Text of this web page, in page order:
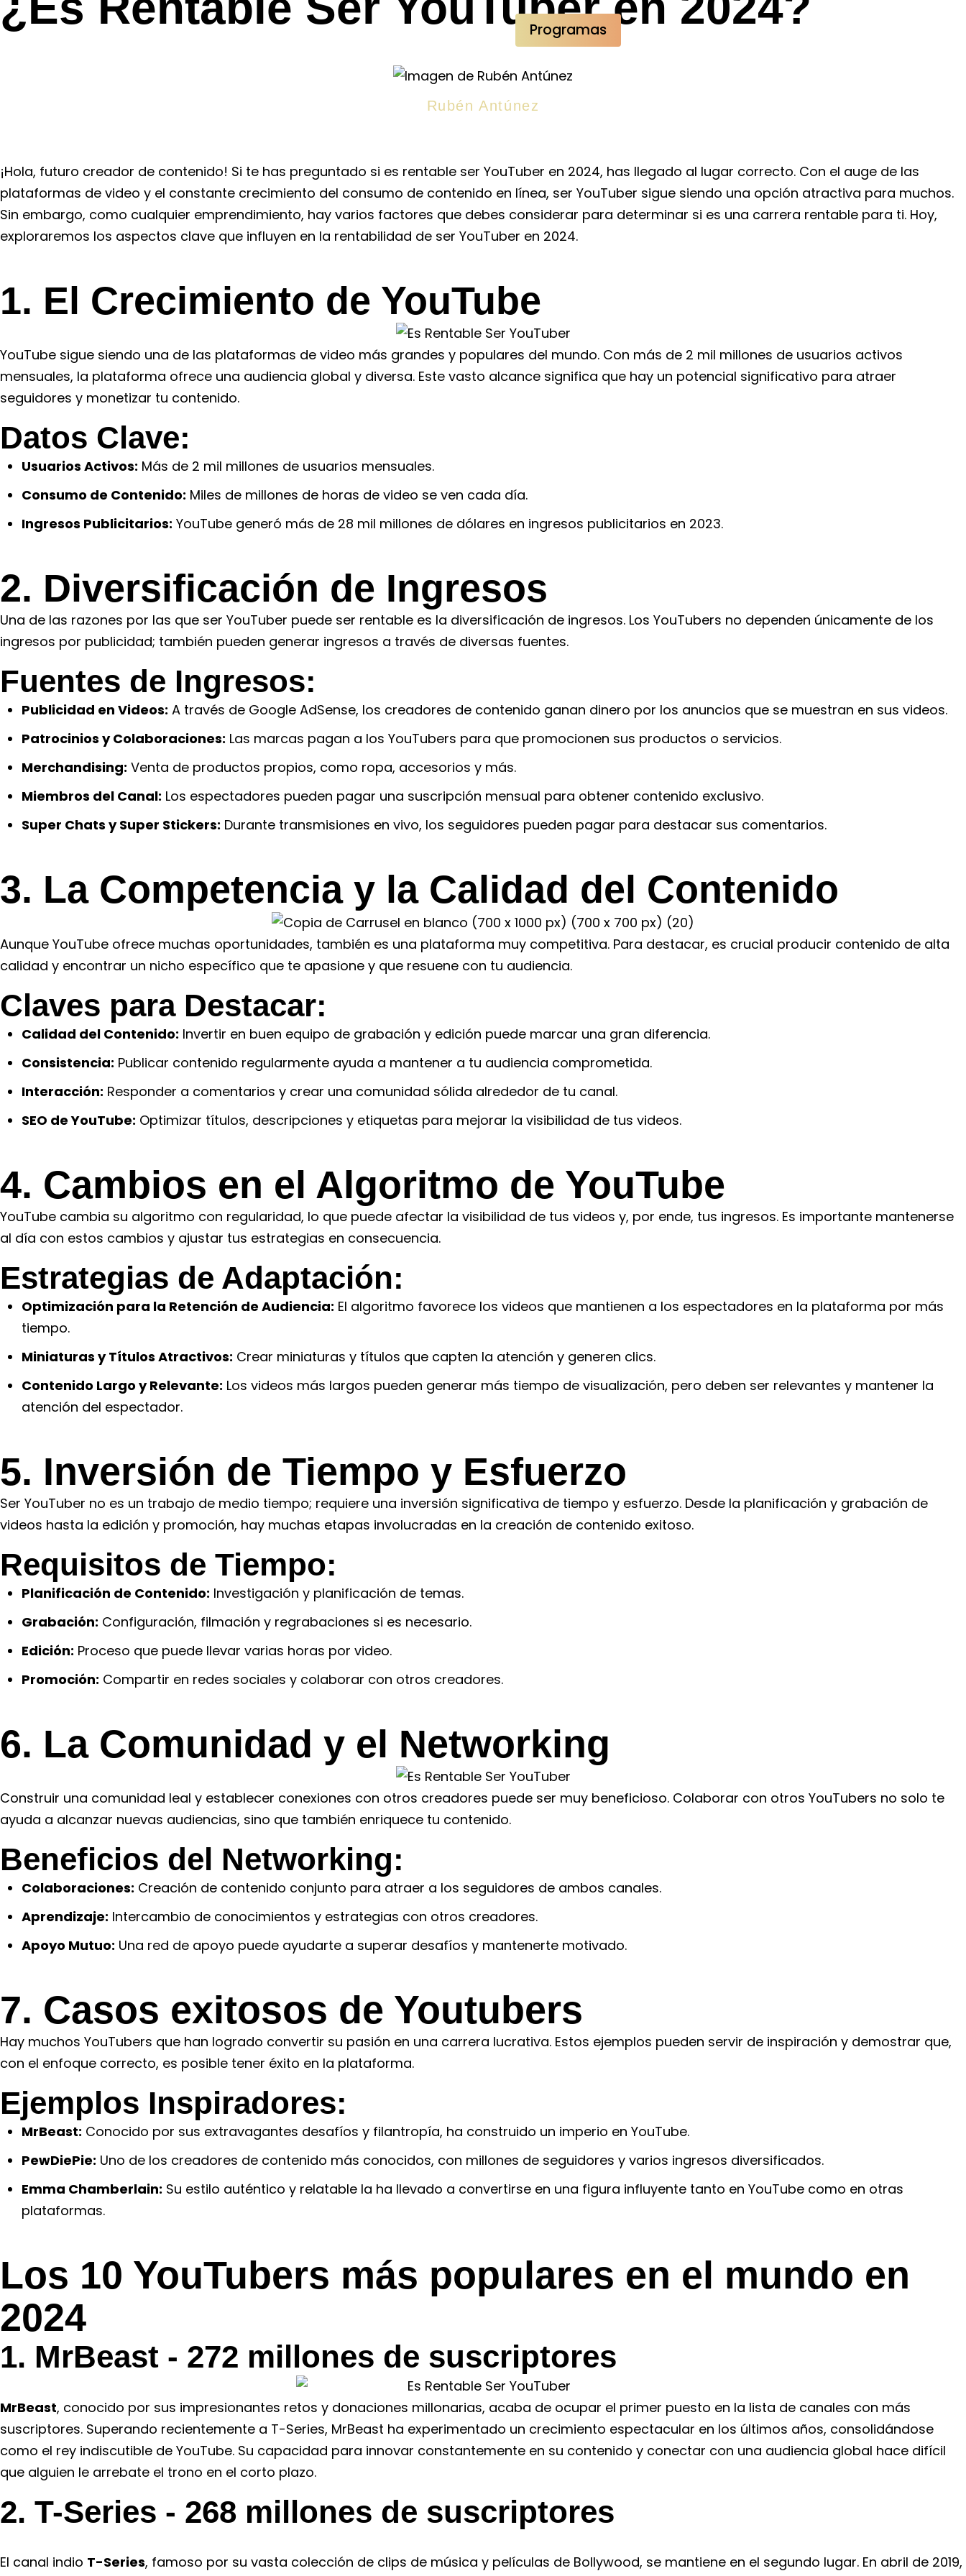
Blog #Podcast Contacto Programas
Rubén Antúnez
¡Hola, futuro creador de contenido! Si te has preguntado si es rentable ser YouTuber en 2024, has llegado al lugar correcto. Con el auge de las
plataformas de video y el constante crecimiento del consumo de contenido en línea, ser YouTuber sigue siendo una opción atractiva para muchos.
Sin embargo, como cualquier emprendimiento, hay varios factores que debes considerar para determinar si es una carrera rentable para ti. Hoy,
exploraremos los aspectos clave que influyen en la rentabilidad de ser YouTuber en 2024.
1. El Crecimiento de YouTube
YouTube sigue siendo una de las plataformas de video más grandes y populares del mundo. Con más de 2 mil millones de usuarios activos
mensuales, la plataforma ofrece una audiencia global y diversa. Este vasto alcance significa que hay un potencial significativo para atraer
seguidores y monetizar tu contenido.
Datos Clave:
Usuarios Activos: Más de 2 mil millones de usuarios mensuales.
Consumo de Contenido: Miles de millones de horas de video se ven cada día.
Ingresos Publicitarios: YouTube generó más de 28 mil millones de dólares en ingresos publicitarios en 2023.
2. Diversificación de Ingresos
Una de las razones por las que ser YouTuber puede ser rentable es la diversificación de ingresos. Los YouTubers no dependen únicamente de los
ingresos por publicidad; también pueden generar ingresos a través de diversas fuentes.
Fuentes de Ingresos:
Publicidad en Videos: A través de Google AdSense, los creadores de contenido ganan dinero por los anuncios que se muestran en sus videos.
Patrocinios y Colaboraciones: Las marcas pagan a los YouTubers para que promocionen sus productos o servicios.
Merchandising: Venta de productos propios, como ropa, accesorios y más.
Miembros del Canal: Los espectadores pueden pagar una suscripción mensual para obtener contenido exclusivo.
Super Chats y Super Stickers: Durante transmisiones en vivo, los seguidores pueden pagar para destacar sus comentarios.
3. La Competencia y la Calidad del Contenido
Aunque YouTube ofrece muchas oportunidades, también es una plataforma muy competitiva. Para destacar, es crucial producir contenido de alta
calidad y encontrar un nicho específico que te apasione y que resuene con tu audiencia.
Claves para Destacar:
Calidad del Contenido: Invertir en buen equipo de grabación y edición puede marcar una gran diferencia.
Consistencia: Publicar contenido regularmente ayuda a mantener a tu audiencia comprometida.
Interacción: Responder a comentarios y crear una comunidad sólida alrededor de tu canal.
SEO de YouTube: Optimizar títulos, descripciones y etiquetas para mejorar la visibilidad de tus videos.
4. Cambios en el Algoritmo de YouTube
YouTube cambia su algoritmo con regularidad, lo que puede afectar la visibilidad de tus videos y, por ende, tus ingresos. Es importante mantenerse
al día con estos cambios y ajustar tus estrategias en consecuencia.
Estrategias de Adaptación:
Optimización para la Retención de Audiencia: El algoritmo favorece los videos que mantienen a los espectadores en la plataforma por más
tiempo.
Miniaturas y Títulos Atractivos: Crear miniaturas y títulos que capten la atención y generen clics.
Contenido Largo y Relevante: Los videos más largos pueden generar más tiempo de visualización, pero deben ser relevantes y mantener la
atención del espectador.
5. Inversión de Tiempo y Esfuerzo
Ser YouTuber no es un trabajo de medio tiempo; requiere una inversión significativa de tiempo y esfuerzo. Desde la planificación y grabación de
videos hasta la edición y promoción, hay muchas etapas involucradas en la creación de contenido exitoso.
Requisitos de Tiempo:
Planificación de Contenido: Investigación y planificación de temas.
Grabación: Configuración, filmación y regrabaciones si es necesario.
Edición: Proceso que puede llevar varias horas por video.
Promoción: Compartir en redes sociales y colaborar con otros creadores.
6. La Comunidad y el Networking
Construir una comunidad leal y establecer conexiones con otros creadores puede ser muy beneficioso. Colaborar con otros YouTubers no solo te
ayuda a alcanzar nuevas audiencias, sino que también enriquece tu contenido.
Beneficios del Networking:
Colaboraciones: Creación de contenido conjunto para atraer a los seguidores de ambos canales.
Aprendizaje: Intercambio de conocimientos y estrategias con otros creadores.
Apoyo Mutuo: Una red de apoyo puede ayudarte a superar desafíos y mantenerte motivado.
7. Casos exitosos de Youtubers
Hay muchos YouTubers que han logrado convertir su pasión en una carrera lucrativa. Estos ejemplos pueden servir de inspiración y demostrar que,
con el enfoque correcto, es posible tener éxito en la plataforma.
Ejemplos Inspiradores:
MrBeast: Conocido por sus extravagantes desafíos y filantropía, ha construido un imperio en YouTube.
PewDiePie: Uno de los creadores de contenido más conocidos, con millones de seguidores y varios ingresos diversificados.
Emma Chamberlain: Su estilo auténtico y relatable la ha llevado a convertirse en una figura influyente tanto en YouTube como en otras
plataformas.
Los 10 YouTubers más populares en el mundo en
2024
1. MrBeast - 272 millones de suscriptores
MrBeast, conocido por sus impresionantes retos y donaciones millonarias, acaba de ocupar el primer puesto en la lista de canales con más
suscriptores. Superando recientemente a T-Series, MrBeast ha experimentado un crecimiento espectacular en los últimos años, consolidándose
como el rey indiscutible de YouTube. Su capacidad para innovar constantemente en su contenido y conectar con una audiencia global hace difícil
que alguien le arrebate el trono en el corto plazo.
2. T-Series - 268 millones de suscriptores
El canal indio T-Series, famoso por su vasta colección de clips de música y películas de Bollywood, se mantiene en el segundo lugar. En abril de 2019,